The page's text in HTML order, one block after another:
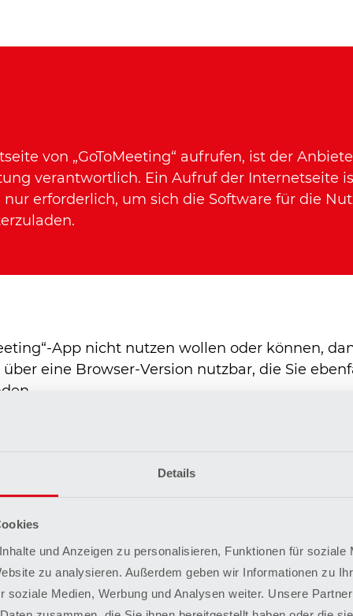
Details
und Anzeigen zu personalisieren, Funktionen für soziale
zu analysieren. Außerdem geben wir Informationen zu
soziale Medien, Werbung und Analysen weiter. Unsere
von „GoToMeeting“ aufrufen, ist der
verantwortlich. Ein Aufruf der Internetseite
nur erforderlich, um sich die Software für die
App nicht nutzen wollen oder können,
eine Browser-Version nutzbar, die Sie
werden verarbeitet?
werden verschiedene Datenarten
dabei auch davon ab, welche Angaben zu